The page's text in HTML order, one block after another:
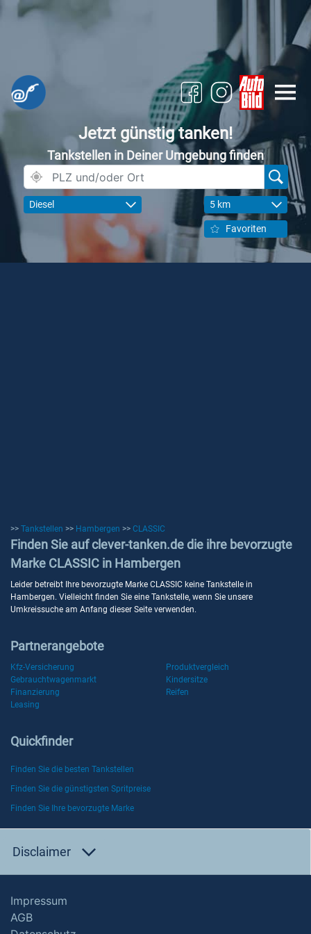
Jetzt günstig tanken!
Tankstellen in Deiner Umgebung finden
Diesel 5 km
Favoriten
>> Tankstellen >> Hambergen >> CLASSIC
Finden Sie auf clever-tanken.de die ihre bevorzugte
Marke CLASSIC in Hambergen
Leider betreibt Ihre bevorzugte Marke CLASSIC keine Tankstelle in
Hambergen. Vielleicht finden Sie eine Tankstelle, wenn Sie unsere
Umkreissuche am Anfang dieser Seite verwenden.
Partnerangebote
Kfz-Versicherung
Produktvergleich
Gebrauchtwagenmarkt
Kindersitze
Finanzierung
Reifen
Leasing
Quickfinder
Finden Sie die besten Tankstellen
Finden Sie die günstigsten Spritpreise
Finden Sie Ihre bevorzugte Marke
Disclaimer
Impressum
AGB